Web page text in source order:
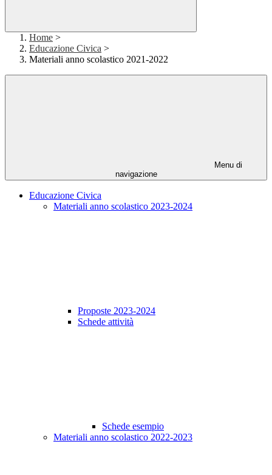
Home >
Educazione Civica >
Materiali anno scolastico 2021-2022
Menu di
navigazione
Educazione Civica
Materiali anno scolastico 2023-2024
Proposte 2023-2024
Schede attività
Schede esempio
Materiali anno scolastico 2022-2023